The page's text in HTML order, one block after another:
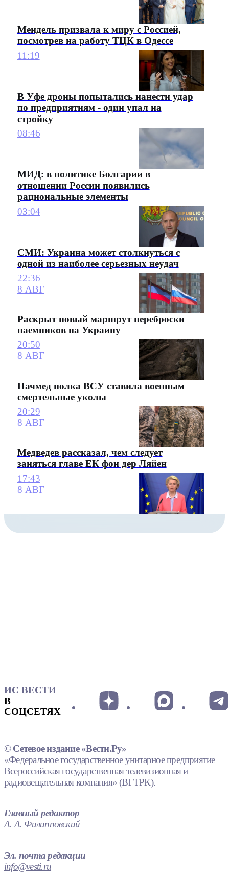
Мендель призвала к миру с Россией,
посмотрев на работу ТЦК в Одессе
11:19
В Уфе дроны попытались нанести удар
по предприятиям - один упал на
стройку
08:46
МИД: в политике Болгарии в
отношении России появились
рациональные элементы
03:04
СМИ: Украина может столкнуться с
одной из наиболее серьезных неудач
22:36
8 АВГ
Раскрыт новый маршрут переброски
наемников на Украину
20:50
8 АВГ
Начмед полка ВСУ ставила военным
смертельные уколы
20:29
8 АВГ
Медведев рассказал, чем следует
заняться главе ЕК фон дер Ляйен
17:43
8 АВГ
ИС ВЕСТИ
В
СОЦСЕТЯХ
© Сетевое издание «Вести.Ру»
«Федеральное государственное унитарное предприятие
Всероссийская государственная телевизионная и
радиовещательная компания» (ВГТРК).
Главный редактор
А. А. Филипповский
Эл. почта редакции
info@vesti.ru